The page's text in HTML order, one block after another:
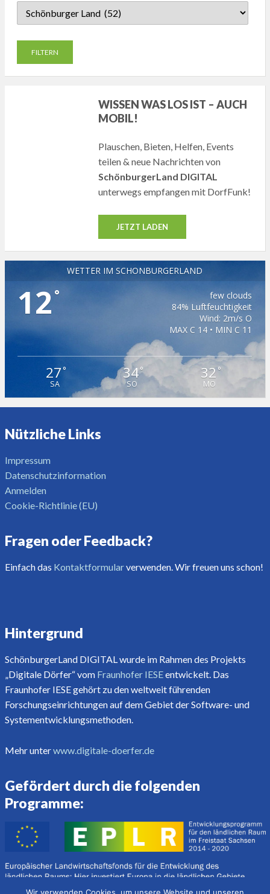
WISSEN WAS LOS IST – AUCH
MOBIL!
Plauschen, Bieten, Helfen, Events
teilen & neue Nachrichten von
SchönburgerLand DIGITAL
unterwegs empfangen mit DorfFunk!
JETZT LADEN
WETTER IM SCHÖNBURGERLAND
12 °
few clouds
84% Luftfeuchtigkeit
Wind: 2m/s O
MAX C 14 • MIN C 11
27°
SA
34°
SO
32°
MO
Nützliche Links
Impressum
Datenschutzinformation
Anmelden
Cookie-Richtlinie (EU)
Fragen oder Feedback?
Einfach das Kontaktformularverwenden. Wir freuen uns schon!
Hintergrund
SchönburgerLand DIGITAL wurde im Rahmen des Projekts
„Digitale Dörfer“ vom Fraunhofer IESEentwickelt. Das
Fraunhofer IESE gehört zu den weltweit führenden
Forschungseinrichtungen auf dem Gebiet der Software- und
Systementwicklungsmethoden.
Mehr unterwww.digitale-doerfer.de
Gefördert durch die folgenden
Programme: